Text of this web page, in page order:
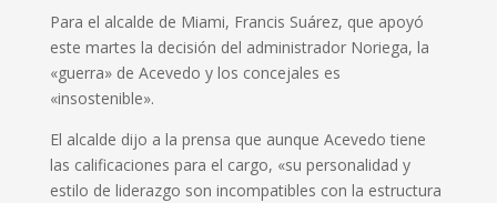
Para el alcalde de Miami, Francis Suárez, que apoyó
este martes la decisión del administrador Noriega, la
«guerra» de Acevedo y los concejales es
«insostenible».
El alcalde dijo a la prensa que aunque Acevedo tiene
las calificaciones para el cargo, «su personalidad y
estilo de liderazgo son incompatibles con la estructura